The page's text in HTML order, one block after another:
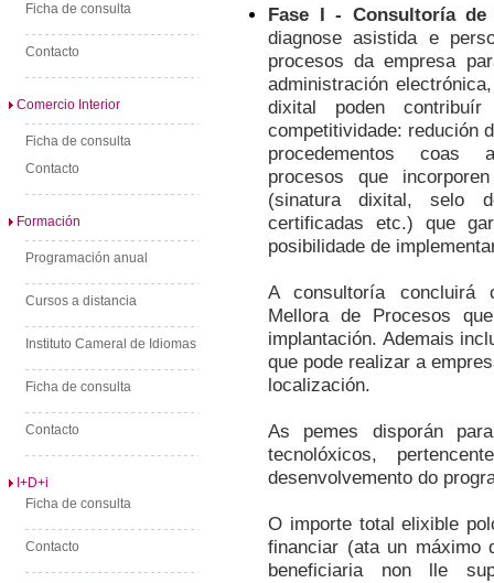
Ficha de consulta
Contacto
Comercio Interior
Ficha de consulta
Contacto
Formación
Programación anual
Cursos a distancia
Instituto Cameral de Idiomas
Ficha de consulta
Contacto
I+D+i
Ficha de consulta
Contacto
Fase I - Consultoría de
diagnose asistida e
procesos da empresa
administración
dixital poden
competitividade: redución
procedementos coas
procesos que
(sinatura dixital, selo
certificadas etc.) que
posibilidade de
A consultoría concluirá
Mellora de Procesos
implantación. Ademais
que pode realizar a
localización.
As pemes disporán
tecnolóxicos,
desenvolvemento do
O importe total elixible
financiar (ata un máximo
beneficiaria non lle